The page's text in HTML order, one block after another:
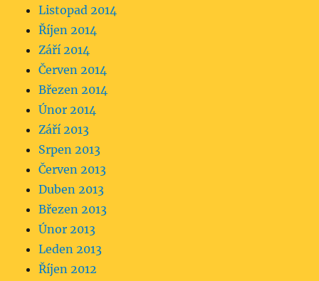
Listopad 2014
Říjen 2014
Září 2014
Červen 2014
Březen 2014
Únor 2014
Září 2013
Srpen 2013
Červen 2013
Duben 2013
Březen 2013
Únor 2013
Leden 2013
Říjen 2012